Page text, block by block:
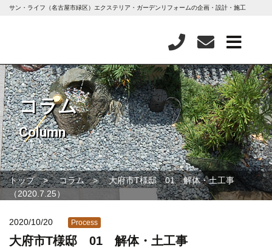
サン・ライフ（名古屋市緑区）エクステリア・ガーデンリフォームの企画・設計・施工
コラム
Column
トップ コラム
大府市T様邸 01 解体・土工事
（2020.7.25）
2020/10/20 Process
大府市T様邸 01 解体・土工事